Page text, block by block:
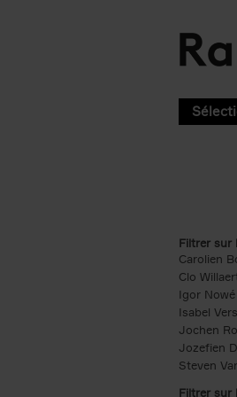
Filtrer sur
Carolien
Clo
Igor Nowé
Isabel
Jochen
Jozefien
Steven
Filtrer sur